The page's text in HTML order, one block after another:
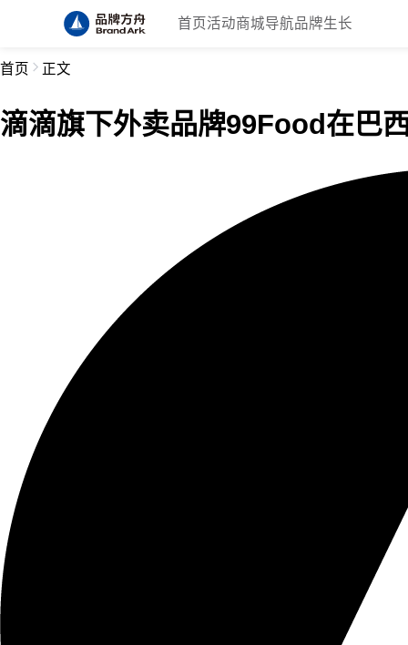
首页 活动商城导航品牌生长
首页 正文
滴滴旗下外卖品牌99Food在巴